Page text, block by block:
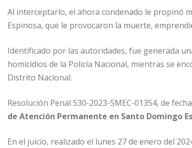
Al interceptarlo, el ahora condenado le propinó
Espinosa, que le provocaron la muerte,
Identificado por las autoridades, fue generada
homicidios de la Policía Nacional, mientras se
Distrito Nacional.
Resolución Penal 530-2023-SMEC-01354, de
de Atención Permanente en Santo Domingo
En el juicio, realizado el lunes 27 de enero del